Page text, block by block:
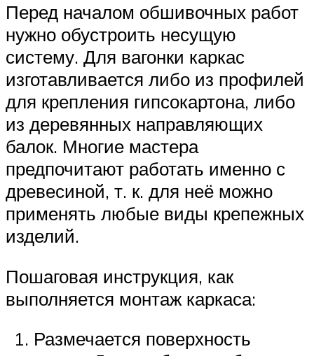
Перед началом обшивочных работ
нужно обустроить несущую
систему. Для вагонки каркас
изготавливается либо из профилей
для крепления гипсокартона, либо
из деревянных направляющих
балок. Многие мастера
предпочитают работать именно с
древесиной, т. к. для неё можно
применять любые виды крепежных
изделий.
Пошаговая инструкция, как
выполняется монтаж каркаса:
Размечается поверхность